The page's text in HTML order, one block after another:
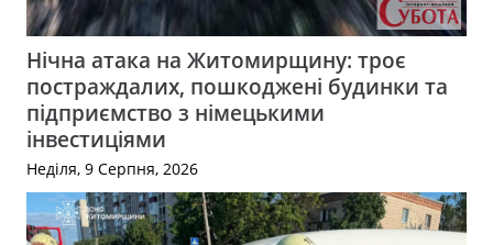
Нічна атака на Житомирщину: троє
постраждалих, пошкоджені будинки та
підприємство з німецькими
інвестиціями
Неділя, 9 Серпня, 2026